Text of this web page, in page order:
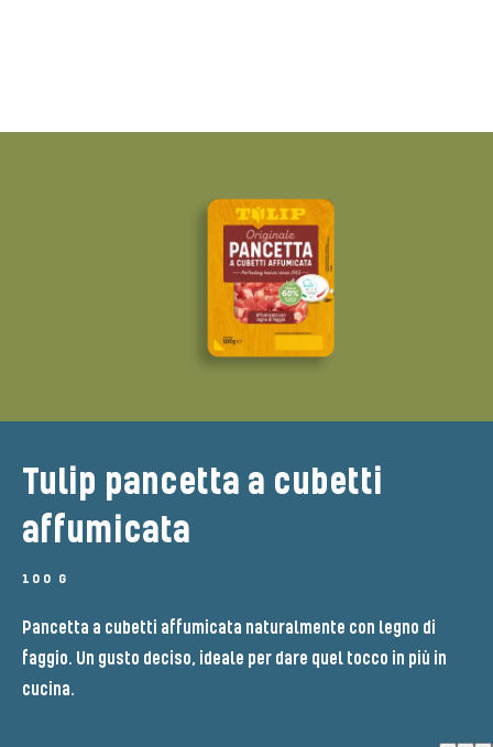
Tulip pancetta a cubetti
affumicata
100 G
Pancetta a cubetti affumicata naturalmente con legno di
faggio. Un gusto deciso, ideale per dare quel tocco in più in
cucina.